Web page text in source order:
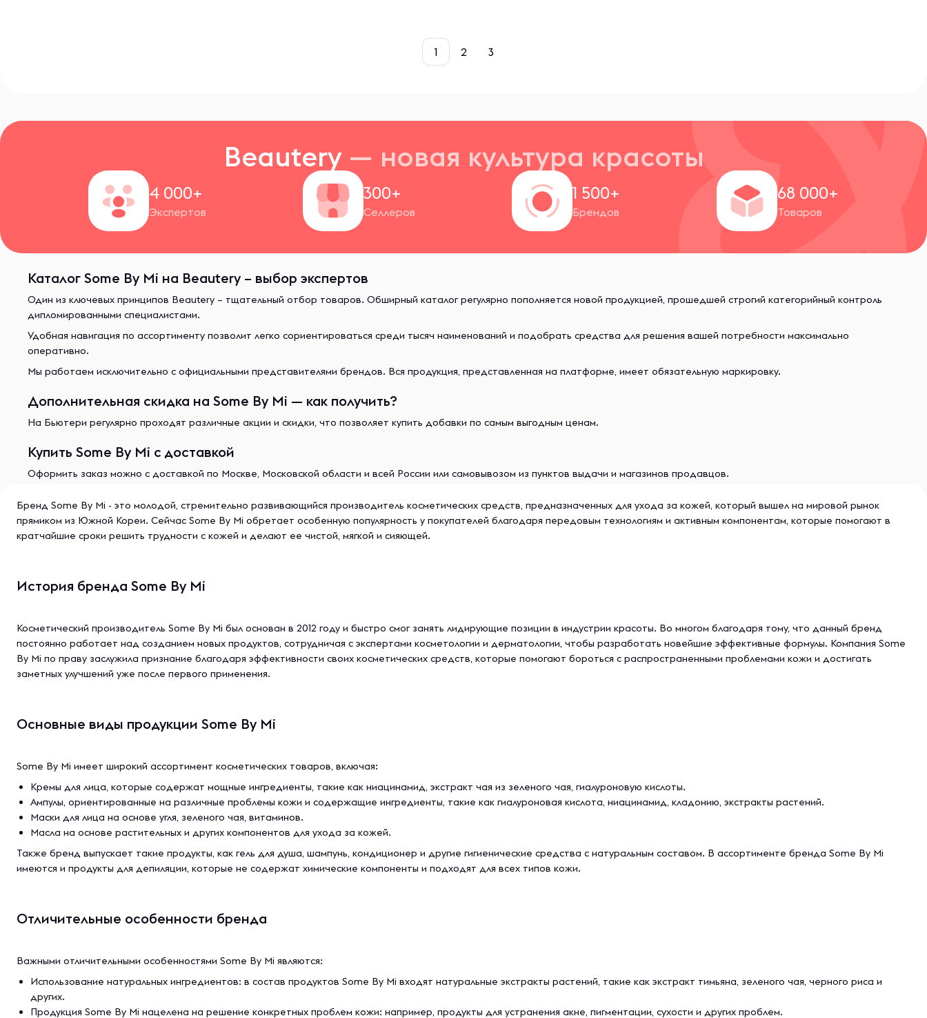
1 2 3
Beautery — новая культура красоты
4 000+
Экспертов
300+
Селлеров
1 500+
Брендов
68 000+
Товаров
Каталог Some By Mi на Beautery – выбор экспертов
Один из ключевых принципов Beautery – тщательный отбор товаров. Обширный каталог регулярно пополняется новой продукцией, прошедшей строгий категорийный контроль
дипломированными специалистами.
Удобная навигация по ассортименту позволит легко сориентироваться среди тысяч наименований и подобрать средства для решения вашей потребности максимально
оперативно.
Мы работаем исключительно с официальными представителями брендов. Вся продукция, представленная на платформе, имеет обязательную маркировку.
Дополнительная скидка на Some By Mi — как получить?
На Бьютери регулярно проходят различные акции и скидки, что позволяет купить добавки по самым выгодным ценам.
Купить Some By Mi с доставкой
Оформить заказ можно с доставкой по Москве, Московской области и всей России или самовывозом из пунктов выдачи и магазинов продавцов.
Бренд Some By Mi - это молодой, стремительно развивающийся производитель косметических средств, предназначенных для ухода за кожей, который вышел на мировой рынок
прямиком из Южной Кореи. Сейчас Some By Mi обретает особенную популярность у покупателей благодаря передовым технологиям и активным компонентам, которые помогают в
кратчайшие сроки решить трудности с кожей и делают ее чистой, мягкой и сияющей.
История бренда Some By Mi
Косметический производитель Some By Mi был основан в 2012 году и быстро смог занять лидирующие позиции в индустрии красоты. Во многом благодаря тому, что данный бренд
постоянно работает над созданием новых продуктов, сотрудничая с экспертами косметологии и дерматологии, чтобы разработать новейшие эффективные формулы. Компания Some
By Mi по праву заслужила признание благодаря эффективности своих косметических средств, которые помогают бороться с распространенными проблемами кожи и достигать
заметных улучшений уже после первого применения.
Основные виды продукции Some By Mi
Some By Mi имеет широкий ассортимент косметических товаров, включая:
Кремы для лица, которые содержат мощные ингредиенты, такие как ниацинамид, экстракт чая из зеленого чая, гиалуроновую кислоты.
Ампулы, ориентированные на различные проблемы кожи и содержащие ингредиенты, такие как гиалуроновая кислота, ниацинамид, кладонию, экстракты растений.
Маски для лица на основе угля, зеленого чая, витаминов.
Масла на основе растительных и других компонентов для ухода за кожей.
Также бренд выпускает такие продукты, как гель для душа, шампунь, кондиционер и другие гигиенические средства с натуральным составом. В ассортименте бренда Some By Mi
имеются и продукты для депиляции, которые не содержат химические компоненты и подходят для всех типов кожи.
Отличительные особенности бренда
Важными отличительными особенностями Some By Mi являются:
Использование натуральных ингредиентов: в состав продуктов Some By Mi входят натуральные экстракты растений, такие как экстракт тимьяна, зеленого чая, черного риса и
других.
Продукция Some By Mi нацелена на решение конкретных проблем кожи: например, продукты для устранения акне, пигментации, сухости и других проблем.